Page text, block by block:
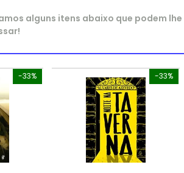
alguns itens abaixo que podem lhe
-33% -33%